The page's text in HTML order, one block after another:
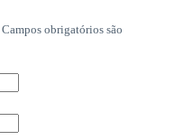
Campos obrigatórios são